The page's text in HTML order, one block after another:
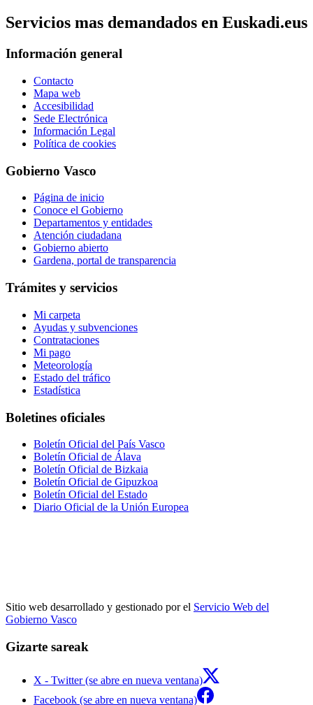
Servicios mas demandados en Euskadi.eus
Información general
Contacto
Mapa web
Accesibilidad
Sede Electrónica
Información Legal
Política de cookies
Gobierno Vasco
Página de inicio
Conoce el Gobierno
Departamentos y entidades
Atención ciudadana
Gobierno abierto
Gardena, portal de transparencia
Trámites y servicios
Mi carpeta
Ayudas y subvenciones
Contrataciones
Mi pago
Meteorología
Estado del tráfico
Estadística
Boletines oficiales
Boletín Oficial del País Vasco
Boletín Oficial de Álava
Boletín Oficial de Bizkaia
Boletín Oficial de Gipuzkoa
Boletín Oficial del Estado
Diario Oficial de la Unión Europea
Sitio web desarrollado y gestionado por el Servicio Web del
Gobierno Vasco
Gizarte sareak
X - Twitter (se abre en nueva ventana)
Facebook (se abre en nueva ventana)